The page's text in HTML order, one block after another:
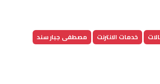
خدمات الانترنت
مصطفى جبار سند